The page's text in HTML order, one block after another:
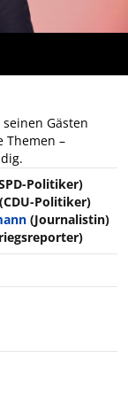
Gästen
Themen –
Politiker)
(CDU-Politiker)
(Journalistin)